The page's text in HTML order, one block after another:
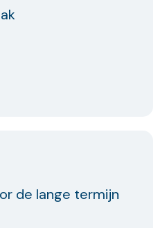
de lange termijn